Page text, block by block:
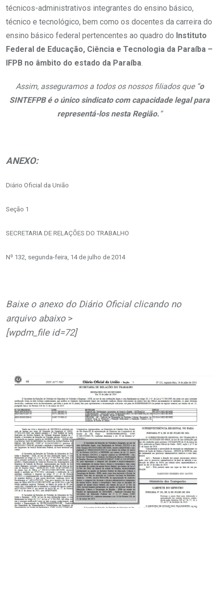
técnicos-administrativos integrantes do ensino básico,
técnico e tecnológico, bem como os docentes da carreira do
ensino básico federal pertencentes ao quadro do Instituto
Federal de Educação, Ciência e Tecnologia da Paraíba –
IFPB no âmbito do estado da Paraíba.
Assim, asseguramos a todos os nossos filiados que “o
SINTEFPB é o único sindicato com capacidade legal para
representá-los nesta Região. “
ANEXO:
Diário Oficial da União
Seção 1
SECRETARIA DE RELAÇÕES DO TRABALHO
Nº 132, segunda-feira, 14 de julho de 2014
Baixe o anexo do Diário Oficial clicando no
arquivo abaixo>
[wpdm_file id=72]